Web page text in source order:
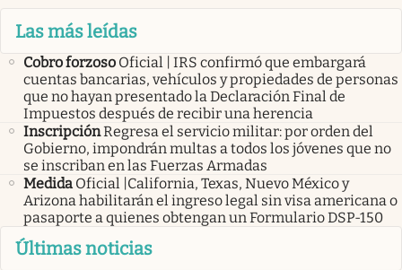
Las más leídas
Cobro forzoso Oficial | IRS confirmó que embargará
cuentas bancarias, vehículos y propiedades de personas
que no hayan presentado la Declaración Final de
Impuestos después de recibir una herencia
InscripciónRegresa el servicio militar: por orden del
Gobierno, impondrán multas a todos los jóvenes que no
se inscriban en las Fuerzas Armadas
Medida Oficial |California, Texas, Nuevo México y
Arizona habilitarán el ingreso legal sin visa americana o
pasaporte a quienes obtengan un Formulario DSP-150
Últimas noticias